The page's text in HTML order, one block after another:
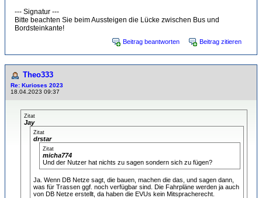
--- Signatur ---
Bitte beachten Sie beim Aussteigen die Lücke zwischen Bus und
Bordsteinkante!
Beitrag beantworten Beitrag zitieren
Theo333
Re: Kurioses 2023
18.04.2023 09:37
Zitat
Jay
Zitat
drstar
Zitat
micha774
Und der Nutzer hat nichts zu sagen sondern sich zu fügen?
Ja. Wenn DB Netze sagt, die bauen, machen die das, und sagen dann,
was für Trassen ggf. noch verfügbar sind. Die Fahrpläne werden ja auch
von DB Netze erstellt, da haben die EVUs kein Mitspracherecht.